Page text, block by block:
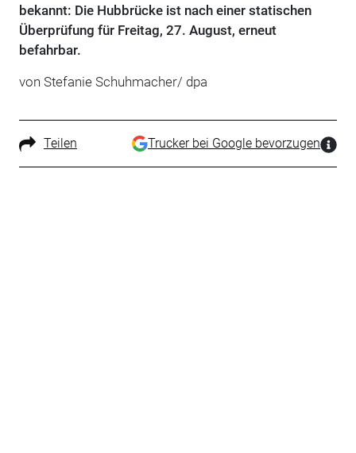
bekannt: Die Hubbrücke ist nach einer statischen
Überprüfung für Freitag, 27. August, erneut
befahrbar.
von Stefanie Schuhmacher/ dpa
Teilen Trucker bei Google bevorzugen